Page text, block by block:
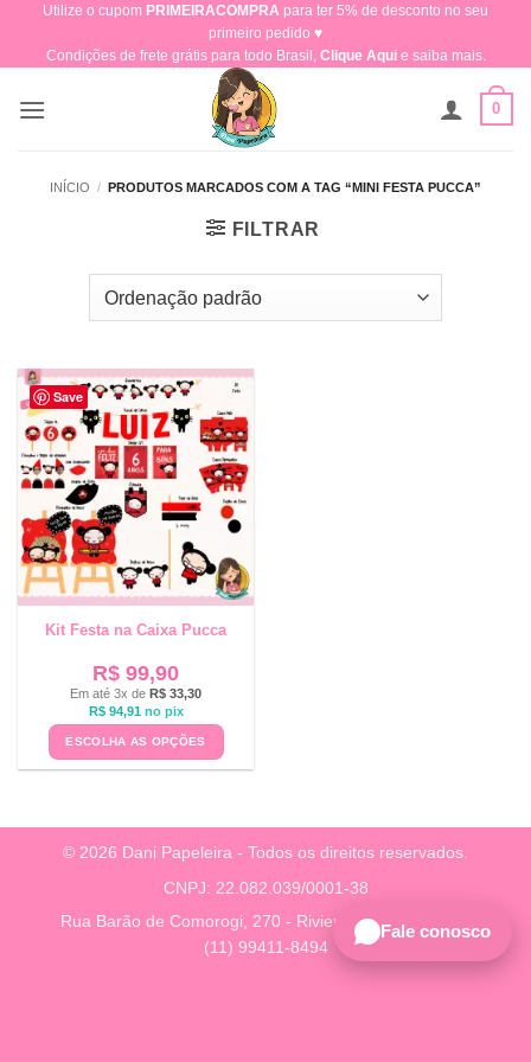
content
Utilize o cupom PRIMEIRACOMPRA para ter 5% de desconto no seu
primeiro pedido ♥​
Condições de frete grátis para todo Brasil, Clique Aquie saiba mais.
0
INÍCIO / PRODUTOS MARCADOS COM A TAG “MINI FESTA PUCCA”
FILTRAR
Save
Kit Festa na Caixa Pucca
R$ 99,90
Em até 3x de R$ 33,30
R$94,91 no pix
ESCOLHA AS OPÇÕES
© 2026 Dani Papeleira - Todos os direitos reservados.
CNPJ: 22.082.039/0001-38
Rua Barão de Comorogi, 270 - Riviera, São Paulo - SP
(11) 99411-8494
Fale conosco